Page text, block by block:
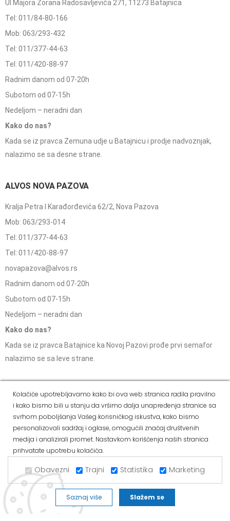
Ul Majora Zorana Radosavljevića 271, 11273 Batajnica
Tel: 011/84-80-166
Mob: 063/293-432
Tel: 011/377-44-63
Tel: 011/420-88-97
Radnim danom od 07-20h
Subotom od 07-15h
Nedeljom – neradni dan
Kako do nas?
Kada se iz pravca Zemuna udje u Batajnicu i prodje nadvoznjak,
nalazimo se sa desne strane.
ALVOS NOVA PAZOVA
Kralja Petra I Karađorđevića 62/2, Nova Pazova
Mob: 063/293-014
Tel: 011/377-44-63
Tel: 011/420-88-97
novapazova@alvos.rs
Radnim danom od 07-20h
Subotom od 07-15h
Nedeljom – neradni dan
Kako do nas?
Kada se iz pravca Batajnice ka Novoj Pazovi prođe prvi semafor
nalazimo se sa leve strane.
Izrada internet prodavnice i SEO - Web Business Solutions
Dostava i
način
plaćanja
Politika
privatnosti
Kako
kupiti
Reklamacije i pravo
na odustajanje
Social Media
Kolačiće upotrebljavamo kako bi ova web stranica radila pravilno
i kako bismo bili u stanju da vršimo dalja unapređenja stranice sa
svrhom poboljšanja Vašeg korisničkog iskustva, kako bismo
personalizovali sadržaj i oglase, omogućili značaj društvenih
medija i analizirali promet. Nastavkom korišćenja naših stranica
prihvatate upotrebu kolačića.
Obavezni Trajni Statistika Marketing
Saznaj više Slažem se